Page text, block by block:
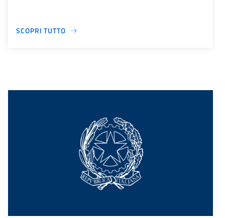
SCOPRI TUTTO